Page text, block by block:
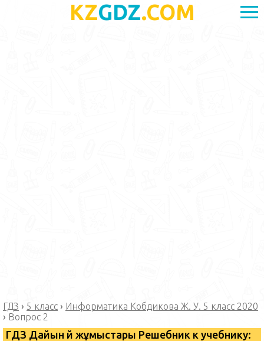
KZGDZ.COM
ГДЗ › 5 класс › Информатика Кобдикова Ж. У. 5 класс 2020
› Вопрос 2
ГДЗ Дайын үй жұмыстары Решебник к учебнику: